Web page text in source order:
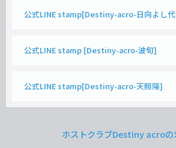
公式LINE stamp[Destiny-acro-日向よし
公式LINE stamp [Destiny-acro-波旬]
公式LINE stamp[Destiny-acro-天照陽]
ホストクラブDestiny acroの